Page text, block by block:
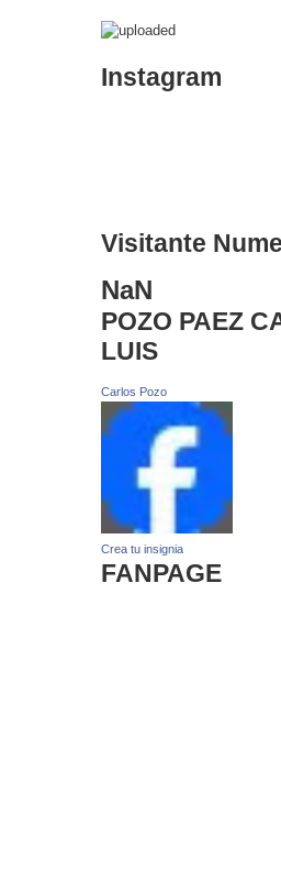
Instagram
Visitante
NaN
POZO PAEZ
LUIS
Carlos Pozo
Crea tu insignia
FANPAGE